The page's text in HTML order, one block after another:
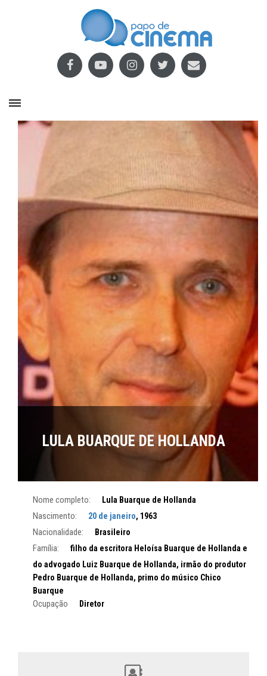
LULA BUARQUE DE HOLLANDA
Nome completo: Lula Buarque de Hollanda
Nascimento: 20 de janeiro, 1963
Nacionalidade: Brasileiro
Família:
filho da escritora Heloísa Buarque de Hollanda e
do advogado Luiz Buarque de Hollanda, irmão do produtor
Pedro Buarque de Hollanda, primo do músico Chico
Buarque
Ocupação Diretor